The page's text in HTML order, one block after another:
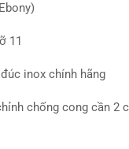
11
inox chính hãng
chống cong cần 2